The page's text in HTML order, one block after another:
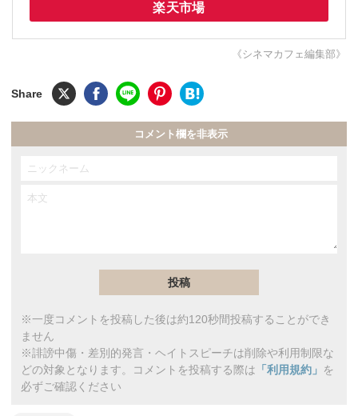
楽天市場
《シネマカフェ編集部》
コメント欄を非表示
※一度コメントを投稿した後は約120秒間投稿することができ
ません
※誹謗中傷・差別的発言・ヘイトスピーチは削除や利用制限な
どの対象となります。コメントを投稿する際は 「利用規約」 を
必ずご確認ください